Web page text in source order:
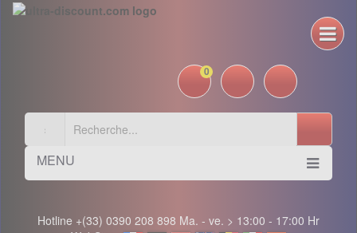
0
MENU
Hotline +(33) 0390 208 898 Ma. - ve. > 13:00 - 17:00 Hr